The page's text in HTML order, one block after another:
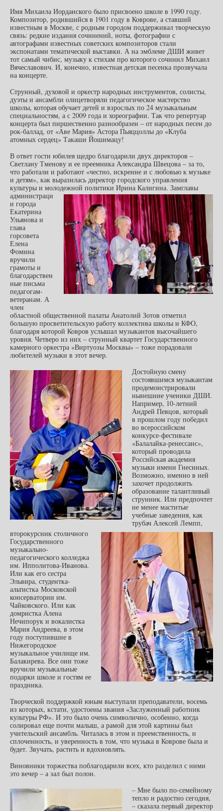
Имя Михаила Иорданского было присвоено школе в 1990 году.
Композитор, родившийся в 1901 году в Коврове, а ставший
известным в Москве, с родным городом поддерживал творческую
связь: редкие издания сочинений, ноты, фотографии с
автографами известных советских композиторов стали
экспонатами тематической выставки. А на эмблеме ДШИ живет
тот самый чибис, музыку к стихам про которого сочинил Михаил
Вячеславович. И, конечно, известная детская песенка прозвучала
на концерте.
Струнный, духовой и оркестр народных инструментов, солисты,
дуэты и ансамбли олицетворяли педагогическое мастерство
школы, которая обучает детей и взрослых по 24 музыкальным
специальностям, а с 2009 года и хореографии. Так что репертуар
концерта был пиршественно разнообразен – от народных песен до
рок-баллад, от «Аве Мария» Астора Пьяццоллы до «Клуба
атомных сердец» Такаши Йошимацу!
В ответ гости юбилея щедро благодарили двух директоров –
Светлану Тменову и ее преемника Александра Швецова – за то,
что работали и работают «честно, искренне и с любовью к музыке
и детям», как выразилась директор городского управления
культуры и молодежной политики Ирина Калигина. Замглавы
администраци
и города
Екатерина
Ульянова и
глава
горсовета
Елена
Фомина
вручили
грамоты и
благодарствен
ные письма
педагогам-
ветеранам. А
член
областной общественной палаты Анатолий Зотов отметил
большую просветительскую работу коллектива школы и КФО,
благодаря которой Ковров услышал музыкантов высочайшего
уровня. Четверо из них – струнный квартет Государственного
камерного оркестра «Виртуозы Москвы» – тоже порадовали
любителей музыки в этот вечер.
Достойную смену
состоявшимся музыкантам
продемонстрировали
нынешние ученики ДШИ.
Например, 10-летний
Андрей Певцов, который
в прошлом году победил
во всероссийском
конкурсе-фестивале
«Балалайка-ренессанс»,
который проводила
Российская академия
музыки имени Гнесиных.
Возможно, именно в ней
захочет продолжить
образование талантливый
струнник. Или предпочтет
не менее маститые
учебные заведения, как
трубач Алексей Лемпп,
второкурсник столичного
Государственного
музыкально-
педагогического колледжа
им. Ипполитова-Иванова.
Или как его сестра
Эльвира, студентка-
альтистка Московской
консерватории им.
Чайковского. Или как
домристка Алена
Нечипорук и вокалистка
Мария Андреева, в этом
году поступившие в
Нижегородское
музыкальное училище им.
Балакирева. Все они тоже
вручили музыкальные
подарки школе и гостям ее
праздника.
Творческой поддержкой юным выступали преподаватели, восемь
из которых, кстати, удостоены звания «Заслуженный работник
культуры РФ». И это было очень символично, особенно, когда
солировал еще почти малыш, а рамой для этой картины был
учительский ансамбль. Читалась в этом и преемственность, и
сплоченность, и уверенность в том, что музыка в Коврове была и
будет. Звучать, растить и вдохновлять.
Виновники торжества поблагодарили всех, кто разделил с ними
это вечер – а зал был полон.
– Мне было по-семейному
тепло и радостно сегодня,
– сказала первый директор